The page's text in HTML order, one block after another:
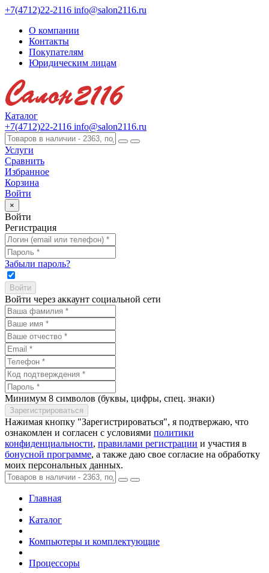
+7(4712)22-2116 info@salon2116.ru
О компании
Контакты
Покупателям
Юридическим лицам
Каталог
+7(4712)22-2116 info@salon2116.ru
Услуги
Сравнить
Избранное
Корзина
Войти
×
Войти
Регистрация
Забыли пароль?
Войти через аккаунт социальной сети
Минимум 8 символов (буквы, цифры, спец. знаки)
Нажимая кнопку "Зарегистрироваться", я подтвержаю, что
ознакомлен и согласен с условиями политики
конфиденциальности, правилами регистрации и участия в
бонусной программе, а также даю свое согласие на обработку
моих персональных данных.
Главная
Каталог
Компьютеры и комплектующие
Процессоры